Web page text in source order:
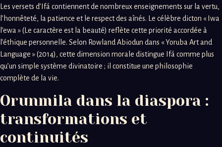
Les versets d’Ifá contiennent de nombreux enseignements sur la vertu,
l’honnêteté, la patience et le respect des aînés. Le célèbre dicton « Iwa
l’ewa » (Le caractère est la beauté) reflète cette priorité accordée à
l’éthique personnelle. Selon Rowland Abiodun dans « Yoruba Art and
Language » (2014), cette dimension morale distingue Ifá comme plus
qu’un simple système divinatoire ; il constitue une philosophie
complète de la vie.
Orunmila dans la diaspora :
transformations et
continuités